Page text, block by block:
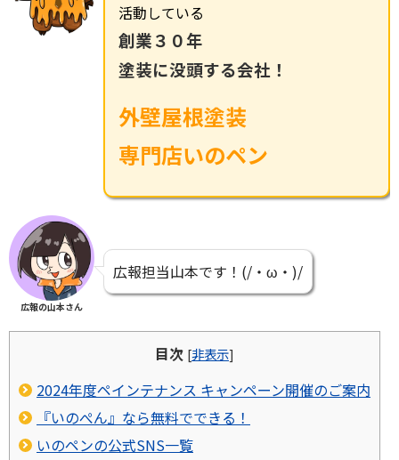
活動している
創業３０年
塗装に没頭する会社！
外壁屋根塗装
専門店いのペン
広報の山本さん
広報担当山本です！(/・ω・)/
目次 [非表示]
2024年度ペインテナンス キャンペーン開催のご案内
『いのぺん』なら無料でできる！
いのペンの公式SNS一覧